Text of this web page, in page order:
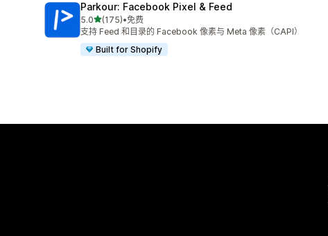
Parkour: Facebook Pixel & Feed
5.0星（满分 5 星）
(175)
总共 175 条评论
•免费
支持 Feed 和目录的 Facebook 像素与 Meta 像素（CAPI）
Built for Shopify